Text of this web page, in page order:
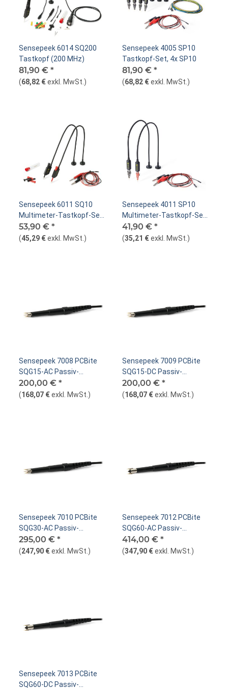
Sensepeek 6014 SQ200
Tastkopf (200 MHz)
81,90 € *
(68,82 €exkl. MwSt. )
Sensepeek 4005 SP10
Tastkopf-Set, 4x SP10
81,90 € *
(68,82 €exkl. MwSt. )
Sensepeek 6011 SQ10
Multimeter-Tastkopf-Set,
2x SQ10
53,90 € *
(45,29 €exkl. MwSt. )
Sensepeek 4011 SP10
Multimeter-Tastkopf-Set,
2x SP10
41,90 € *
(35,21 €exkl. MwSt. )
Sensepeek 7008 PCBite
SQG15-AC Passiv-
Tastkopf 1,5 GHz
200,00 € *
(168,07 €exkl. MwSt. )
Sensepeek 7009 PCBite
SQG15-DC Passiv-
Tastkopf 1,5 GHz
200,00 € *
(168,07 €exkl. MwSt. )
Sensepeek 7010 PCBite
SQG30-AC Passiv-
Tastkopf 3,0 GHz
295,00 € *
(247,90 €exkl. MwSt. )
Sensepeek 7012 PCBite
SQG60-AC Passiv-
Tastkopf 6,0 GHz
414,00 € *
(347,90 €exkl. MwSt. )
Sensepeek 7013 PCBite
SQG60-DC Passiv-